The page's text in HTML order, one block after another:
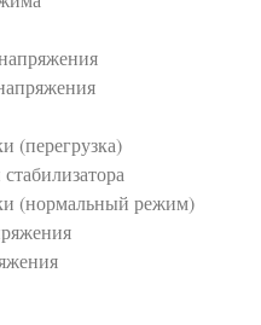
(перегрузка)
(нормальный режим)